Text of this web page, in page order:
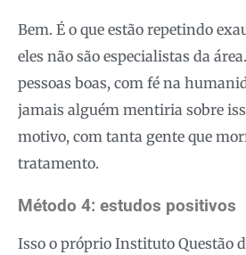
Bem. É o que estão repetindo
eles não são especialistas da
pessoas boas, com fé na
jamais alguém mentiria sobre
motivo, com tanta gente que
tratamento.
Método 4: estudos positivos
Isso o próprio Instituto Questão